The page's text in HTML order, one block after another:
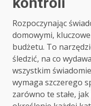
Rozpoczynając
domowymi,
budżetu. To
śledzić, na co
wszystkim
wymaga szczerego
zarówno te stałe,